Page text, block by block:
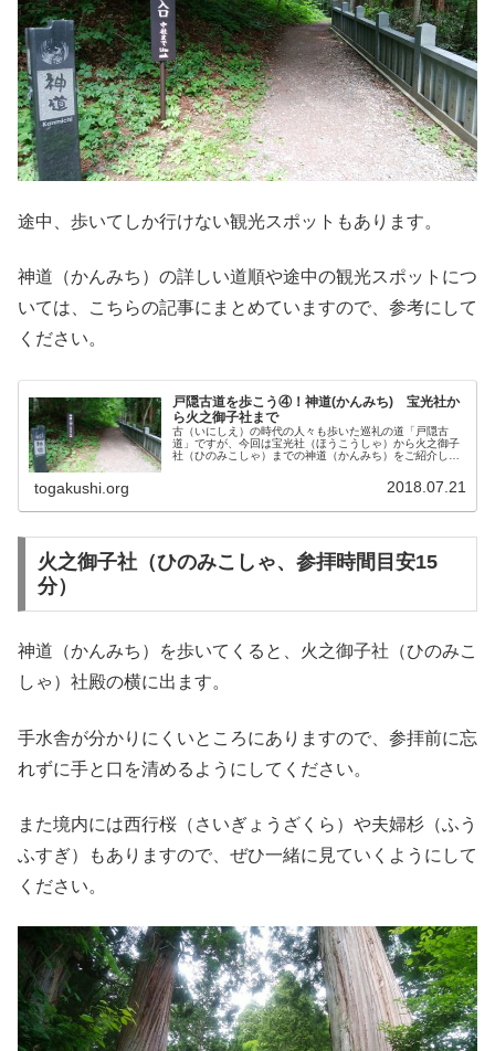
途中、歩いてしか行けない観光スポットもあります。
神道（かんみち）の詳しい道順や途中の観光スポットにつ
いては、こちらの記事にまとめていますので、参考にして
ください。
戸隠古道を歩こう④！神道(かんみち) 宝光社か
ら火之御子社まで
古（いにしえ）の時代の人々も歩いた巡礼の道「戸隠古
道」ですが、今回は宝光社（ほうこうしゃ）から火之御子
社（ひのみこしゃ）までの神道（かんみち）をご紹介しま
togakushi.org 2018.07.21
火之御子社（ひのみこしゃ、参拝時間目安15
分）
神道（かんみち）を歩いてくると、火之御子社（ひのみこ
しゃ）社殿の横に出ます。
手水舎が分かりにくいところにありますので、参拝前に忘
れずに手と口を清めるようにしてください。
また境内には西行桜（さいぎょうざくら）や夫婦杉（ふう
ふすぎ）もありますので、ぜひ一緒に見ていくようにして
ください。